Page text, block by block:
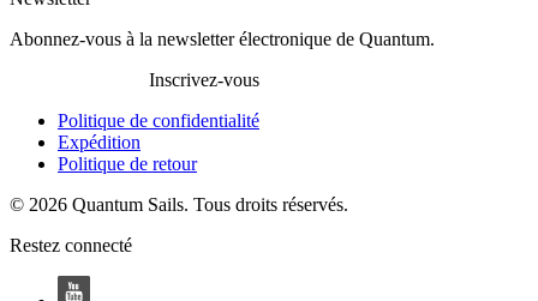
Abonnez-vous à la newsletter électronique de Quantum.
Inscrivez-vous
Politique de confidentialité
Expédition
Politique de retour
© 2026 Quantum Sails. Tous droits réservés.
Restez connecté